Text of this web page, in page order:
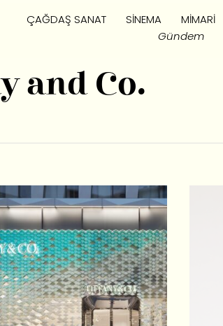
ÇAĞDAŞ SANAT SINEMA MIMARI
Gündem
and Co.